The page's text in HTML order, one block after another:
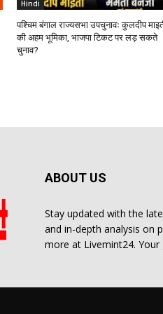
Hindi
पश्चिम बंगाल राज्यसभा उपचुनावः कुलदीप
की अहम भूमिका, भाजपा टिकट पर लड़ सकते
चुनाव?
ABOUT US
Stay updated with the
and in-depth analysis on
more at Livemint24.